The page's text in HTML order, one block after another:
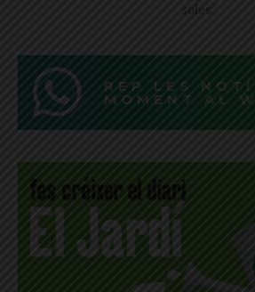
soles"
REP LES
MOMENT AL